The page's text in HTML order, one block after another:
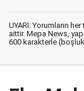
UYARI: Yorumların
aittir. Mepa News,
600 karakterle